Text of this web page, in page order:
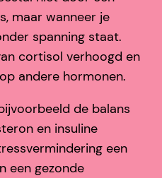
maar wanneer je
spanning staat.
cortisol verhoogd en
andere hormonen.
de balans
en insuline
een
een gezonde